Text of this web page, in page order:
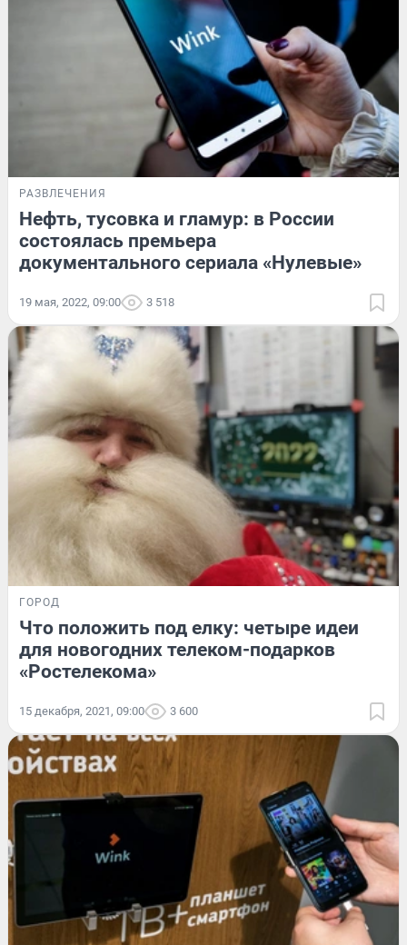
РАЗВЛЕЧЕНИЯ
Нефть, тусовка и гламур: в России
состоялась премьера
документального сериала «Нулевые»
19 мая, 2022, 09:00 3 518
ГОРОД
Что положить под елку: четыре идеи
для новогодних телеком-подарков
«Ростелекома»
15 декабря, 2021, 09:00 3 600